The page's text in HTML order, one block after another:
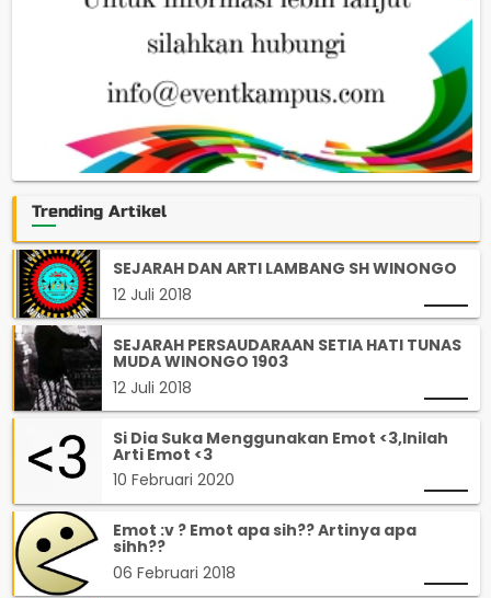
Trending Artikel
SEJARAH DAN ARTI LAMBANG SH WINONGO
12 Juli 2018
SEJARAH PERSAUDARAAN SETIA HATI TUNAS
MUDA WINONGO 1903
12 Juli 2018
Si Dia Suka Menggunakan Emot <3,Inilah
Arti Emot <3
10 Februari 2020
Emot :v ? Emot apa sih?? Artinya apa
sihh??
06 Februari 2018